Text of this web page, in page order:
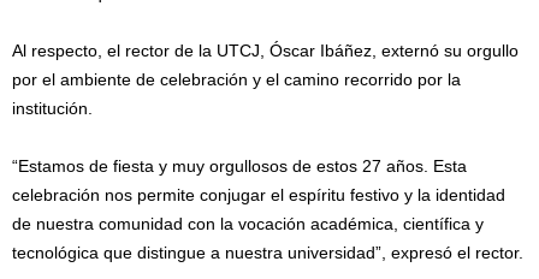
Al respecto, el rector de la UTCJ, Óscar Ibáñez, externó su orgullo
por el ambiente de celebración y el camino recorrido por la
institución.
“Estamos de fiesta y muy orgullosos de estos 27 años. Esta
celebración nos permite conjugar el espíritu festivo y la identidad
de nuestra comunidad con la vocación académica, científica y
tecnológica que distingue a nuestra universidad”, expresó el rector.